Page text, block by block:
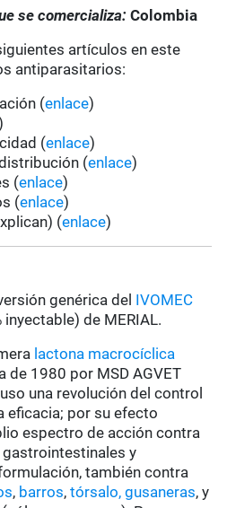
se comercializa:Colombia
artículos en este
antiparasitarios:
(enlace)
(enlace)
(enlace)
(enlace)
(enlace)
(enlace)
genérica del IVOMEC
de MERIAL.
lactona macrocíclica
de 1980 por MSD AGVET
una revolución del control
eficacia; por su efecto
espectro de acción contra
gastrointestinales y
también contra
, barros,tórsalo,gusaneras, y